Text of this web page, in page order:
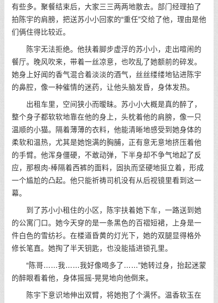
有些多。聚餐结束后，大家三三两两地散去。部门经理拍了
拍陈宇的肩膀，把送苏小小回家的“重任”交给了他，理由是他
们俩住得比较近。
陈宇无法拒绝。他扶着脚步虚浮的苏小小，走出喧闹的
餐厅。晚风吹来，带着一丝凉意，也吹乱了她额前的碎发。
她身上好闻的香气混合着淡淡的酒气，丝丝缕缕地钻进陈宇
的鼻腔，像一种催情的迷药，让他头脑发昏，身体发热。
出租车里，空间狭小而暧昧。苏小小大概是真的醉了，
整个身子都软软地靠在他的身上，头枕着他的肩膀，像一只
温顺的小猫。隔着薄薄的衣料，他能清晰地感受到她身体的
柔软和温热，尤其是她饱满的胸脯，正有意无意地挤压着他
的手臂。他浑身僵硬，不敢动弹，下半身却不争气地起了反
应，那根肉-棒隔着西裤的面料，固执而坚硬地挺立着，形成
一个尴尬的凸起。他只能祈祷司机没有从后视镜里看到这一
幕。
到了苏小小租住的小区，陈宇扶着她下车，一路送到她
的公寓门口。她今天穿的是一条黑色的百褶短裙，上身是一
件白色的雪纺衫。在楼道昏黄的灯光下，她的双腿显得格外
修长笔直。她掏了半天钥匙，也没能插进锁孔里。
“陈哥……我……我好像喝多了……”她转过身，抬起迷蒙
的醉眼看着他，身体摇摇-晃晃地向他倒来。
陈宇下意识地伸出双臂，将她抱了个满怀。温香软玉在